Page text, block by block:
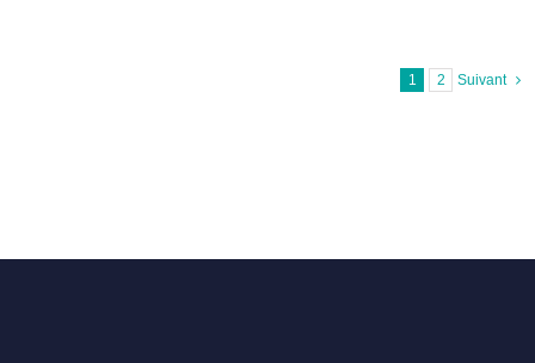
1 2 Suivant